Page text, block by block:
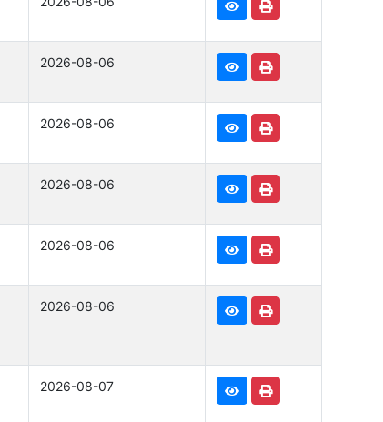
2026-08-06
2026-08-06
2026-08-06
2026-08-06
2026-08-06
2026-08-07